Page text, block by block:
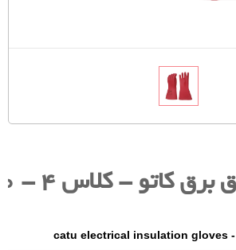
- کلاس ۴ - ۳۶۰۰۰ ولت
catu electrical insulation gloves